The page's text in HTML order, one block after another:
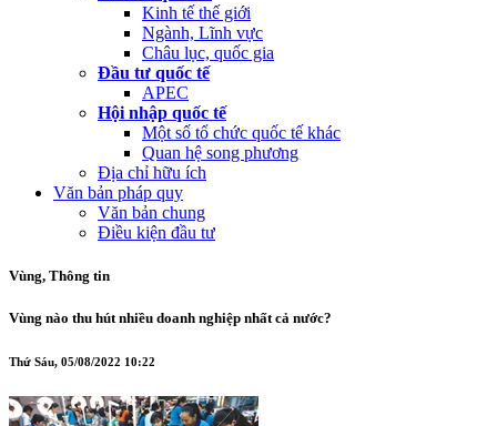
Kinh tế thế giới
Ngành, Lĩnh vực
Châu lục, quốc gia
Đầu tư quốc tế
APEC
Hội nhập quốc tế
Một số tổ chức quốc tế khác
Quan hệ song phương
Địa chỉ hữu ích
Văn bản pháp quy
Văn bản chung
Điều kiện đầu tư
Vùng, Thông tin
Vùng nào thu hút nhiều doanh nghiệp nhất cả nước?
Thứ Sáu, 05/08/2022 10:22